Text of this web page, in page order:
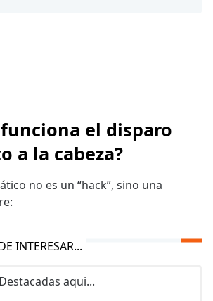
el disparo
a la cabeza?
no es un “hack”, sino una
INTERESAR...
aqui...